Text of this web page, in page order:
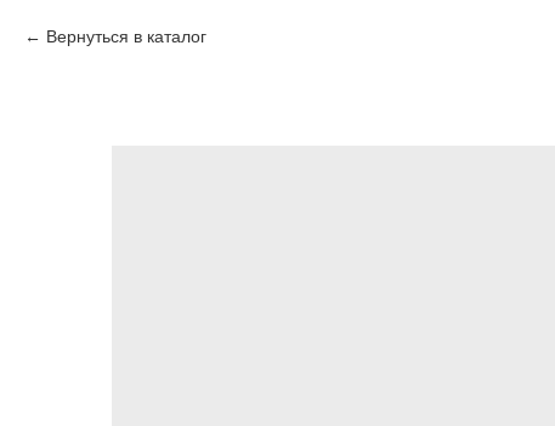
Вернуться в каталог